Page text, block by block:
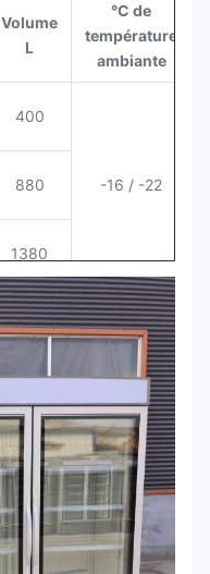
Volume
L
°C de
température
ambiante
400
-16 / -22
880
1380
400
0 / +6
1380